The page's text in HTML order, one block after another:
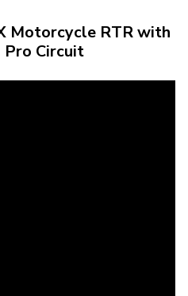
Motorcycle RTR with
Pro Circuit